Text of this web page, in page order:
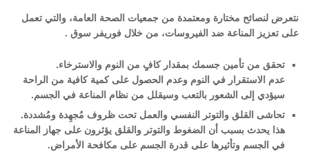
نتعرض لنصائح مختارة ومعتمدة من جمعيات الصحة العامة، والتي تعمل
على تعزيز المناعة ضد الفيروسات، من خلال فوريفر سوق .
تحقق من تأمين جسمك بمقدار كافٍ من النوم والاسترخاء.
عدم الاستقرار في النوم وعدم الحصول على كمية كافية من الراحة
سيؤدي إلى الشعور بالتعب وسيقلل من نظام المناعة في الجسم.
تحاشى القلق والتوتر النفسي والعمل تحت ظروف مُجهِدة ومُشددة.
هذا يحدث بسبب أن الضغوط والتوتر والقلق يؤثرون على جهاز المناعة
في الجسم وتأثيرها على قدرة الجسم على مكافحة الأمراض.